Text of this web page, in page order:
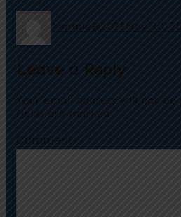
temple@2021 May 30,
Leave a Reply
Your email address will not be
fields are marked
Comment